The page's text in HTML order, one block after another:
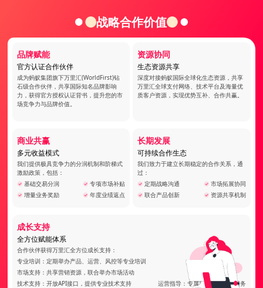
战略合作价值
品牌赋能
官方认证合作伙伴
成为蚂蚁集团旗下万里汇(WorldFirst)钻
石级合作伙伴，共享国际知名品牌影响
力，获得官方授权认证背书，提升您的市
场竞争力与品牌价值。
资源协同
生态资源共享
深度对接蚂蚁国际全球化生态资源，共享
万里汇全球支付网络、技术平台及海量优
质客户资源，实现优势互补、合作共赢。
商业共赢
多元收益模式
我们提供极具竞争力的分润机制和阶梯式
激励政策，包括：
基础交易分润
专项市场补贴
增量业务奖励
年度业绩返点
长期发展
可持续合作生态
我们致力于建立长期稳定的合作关系，通
过：
定期战略沟通
市场拓展协同
联合产品创新
资源共享机制
成长支持
全方位赋能体系
合作伙伴获得万里汇全方位成长支持：
专业培训：定期举办产品、运营、风控等专业培训
市场支持：共享营销资源，联合举办市场活动
技术支持：开放API接口，提供专业技术支持
运营指导：专属客户经理全程服务